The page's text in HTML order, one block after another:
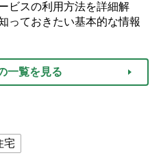
ビスの利用方法を詳細解
っておきたい基本的な情報
一覧を見る
宅